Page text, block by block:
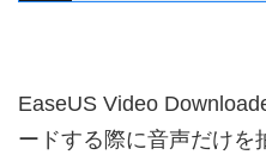
EaseUS Video
ードする際に音声だけを